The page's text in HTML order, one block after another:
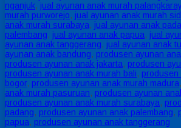
nganjuk, jual ayunan anak murah
murah purworejo, jual ayunan anak murah
anak murah surabaya, jual ayunan anak
palembang, jual ayunan anak papua, jual
ayunan anak tanggerang, jual ayunan anak
ayunan anak bandung, produsen ayunan
produsen ayunan anak jakarta, produsen
produsen ayunan anak murah bali, produsen
bogor, produsen ayunan anak murah madura,
anak murah pasuruan, produsen ayunan
produsen ayunan anak murah surabaya,
padang, produsen ayunan anak palembang,
papua, produsen ayunan anak tanggerang